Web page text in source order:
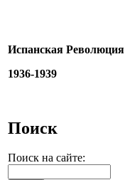
Испанская Революция
1936-1939
Поиск
Поиск на сайте: